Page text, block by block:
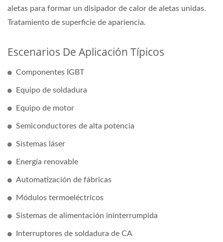
aletas para formar un disipador de calor de aletas unidas.
Tratamiento de superficie de apariencia.
Escenarios De Aplicación Típicos
Componentes IGBT
Equipo de soldadura
Equipo de motor
Semiconductores de alta potencia
Sistemas láser
Energía renovable
Automatización de fábricas
Módulos termoeléctricos
Sistemas de alimentación ininterrumpida
Interruptores de soldadura de CA